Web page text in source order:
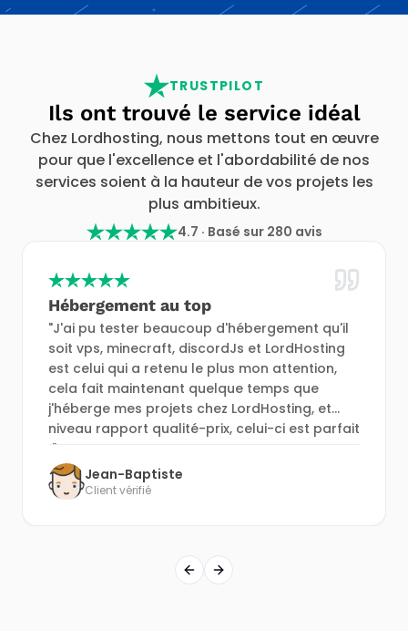
TRUSTPILOT
Ils ont trouvé le service idéal
Chez Lordhosting, nous mettons tout en œuvre
pour que l'excellence et l'abordabilité de nos
services soient à la hauteur de vos projets les
plus ambitieux.
4.7 · Basé sur 280 avis
Hébergement au top
"J'ai pu tester beaucoup d'hébergement qu'il
soit vps, minecraft, discordJs et LordHosting
est celui qui a retenu le plus mon attention,
cela fait maintenant quelque temps que
j'héberge mes projets chez LordHosting, et
niveau rapport qualité-prix, celui-ci est parfait
!"
Jean-Baptiste
Client vérifié